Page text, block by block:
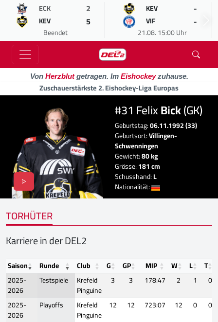
ECK 2
KEV 5
Beendet
KEV -
VIF -
21.08. 15:00 Uhr
Von Herzblutgetragen. Im Eishockeyzuhause.
Zuschauerstärkste 2. Eishockey-Liga Europas
#31 FelixBick(GK)
Geburtstag:06.11.1992 (33)
Geburtsort:Villingen-
Schwenningen
Gewicht:80 kg
Grösse:181 cm
Schusshand:L
Nationalität:
TORHÜTER
Karriere in der DEL2
Saison Runde Club G GP MIP W L
T
2025-
2026
Testspiele
Krefeld
Pinguine
3 3 178:47 2 1
0
2025-
2026
Playoffs
Krefeld
Pinguine
12 12 723:07 12 0
0